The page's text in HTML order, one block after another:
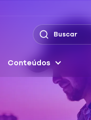
Conteúdos